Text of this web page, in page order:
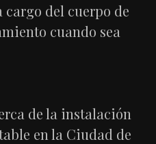
del cuerpo de
cuando sea
de la instalación
en la Ciudad de